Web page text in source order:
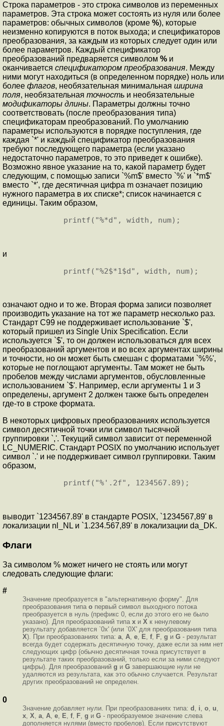
Cтрока параметров - это строка символов из переменных
параметров. Эта строка может состоять из нуля или более
параметров: обычных символов (кроме %), которые
неизменно копируются в поток выхода; и спецификаторов
преобразования, за каждым из которых следует один или
более параметров. Каждый спецификатор
преобразований предваряется символом % и
оканчивается спецификатором преобразования. Между
ними могут находиться (в определенном порядке) ноль или
более флагов, необязательная минимальная ширина
поля, необязательная точность и необязательные
модификаторы длины. Параметры должны точно
соответствовать (после преобразования типа)
спецификаторам преобразований. По умолчанию
параметры используются в порядке поступления, где
каждая `*' и каждый спецификатор преобразования
требуют последующего параметра (если указано
недостаточно параметров, то это приведет к ошибке).
Возможно явное указание на то, какой параметр будет
следующим, с помощью записи `%m$' вместо `%' и `*m$'
вместо `*', где десятичная цифра m означает позицию
нужного параметра в их списке*; список начинается с
единицы. Таким образом,
и
означают одно и то же. Вторая форма записи позволяет
производить указание на тот же параметр несколько раз.
Стандарт C99 не поддерживает использование `$',
который пришел из Single Unix Specification. Если
используется `$', то он должен использоваться для всех
преобразований аргументов и во всех аргументах ширины
и точности, но он может быть смешан с форматами `%%',
которые не поглощают аргументы. Там может не быть
пробелов между числами аргументов, обусловленные
использованием `$'. Например, если аргументы 1 и 3
определены, аргумент 2 должен также быть определен
где-то в строке формата.
В некоторых цифровых преобразованиях используется
символ десятичной точки или символ тысячной
группировки `,'. Текущий символ зависит от переменной
LC_NUMERIC. Стандарт POSIX по умолчанию использует
символ `.' и не поддерживает символ группировки. Таким
образом,
выводит `1234567.89' в стандарте POSIX, `1234567,89' в
локализации nl_NL и `1.234.567,89' в локализации da_DK.
Флаги
За символом % может ничего не стоять или могут
следовать следующие флаги:
#
Значение преобразуется в "альтернативную форму". Для
преобразования типа o первый символ выходного потока
преобразуется в нуль (префикс 0, если до этого его не было
указано). Для преобразований типа x и X к ненулевому
результату добавляется `0x' (или `0X' для преобразования типа
X). При преобразованиях типа: a A e E f, F g и G - результат
всегда будет содержать десятичную точку, даже если за ним нет
следующих цифр (обычно десятичная точка присутствует в
результате таких преобразований, только если за ними следуют
цифры). Для преобразований g и G завершающие нули не
удаляются из результата, как это обычно случается. Результат
других преобразований не определен.
0
Значение добавляет нули. При преобразованиях типа: d i o u
x X a A e E f, F g и G - преобразуемое значение слева
дополняется нулями (вместо пробелов). Если присутствуют